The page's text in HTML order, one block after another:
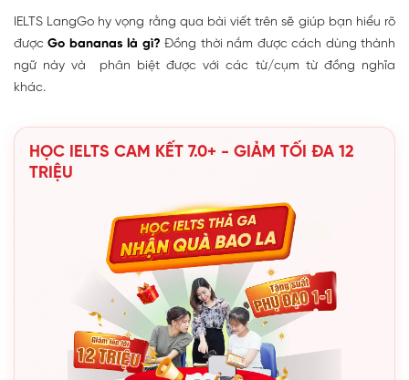
IELTS LangGo hy vọng rằng qua bài viết trên sẽ giúp bạn hiểu rõ
đượcGo bananas là gì?Đồng thời nắm được cách dùng thành
ngữ này và phân biệt được với các từ/cụm từ đồng nghĩa
khác.
HỌC IELTS CAM KẾT 7.0+ - GIẢM TỐI ĐA 12
TRIỆU